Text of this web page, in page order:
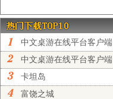
中文桌游在线平台客户端
完...
中文桌游在线平台客户端
正...
卡坦岛
富饶之城